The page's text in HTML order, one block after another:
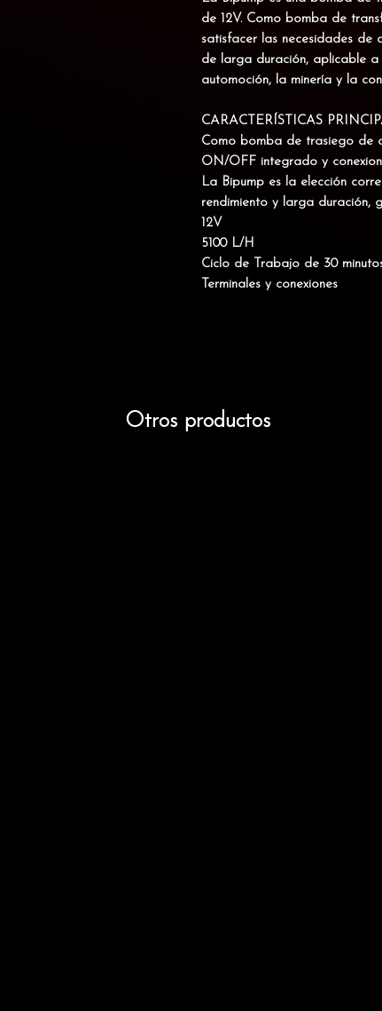
de 12V. Como bomba de
satisfacer las necesidades de
de larga duración, aplicable a
automoción, la minería y la
CARACTERÍSTICAS
Como bomba de trasiego de
ON/OFF integrado y
La Bipump es la elección
rendimiento y larga duración,
12V
5100 L/H
Ciclo de Trabajo de 30
Terminales y conexiones
Otros productos